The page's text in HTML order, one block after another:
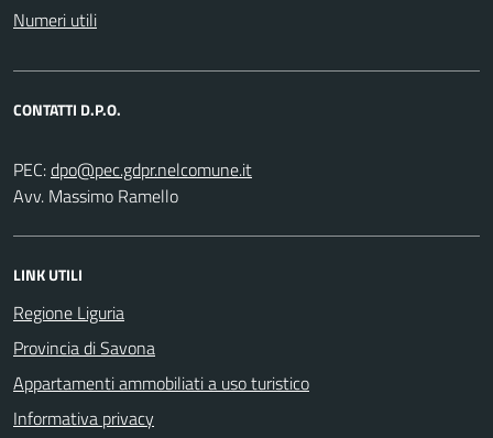
Numeri utili
CONTATTI D.P.O.
PEC:
Avv. Massimo Ramello
LINK UTILI
Regione Liguria
Provincia di Savona
Appartamenti ammobiliati a uso turistico
Informativa privacy